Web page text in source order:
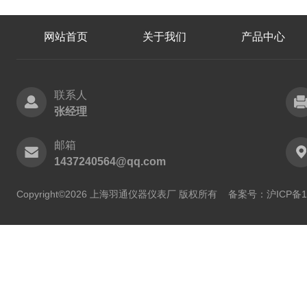
网站首页 关于我们 产品中心
联系人
张经理
邮箱
1437240564@qq.com
Copyright©2026 上海羽通仪器仪表厂 版权所有 备案号：沪ICP备